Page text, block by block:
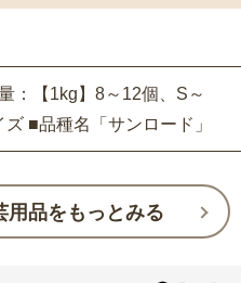
：【1kg】8～12個、S～
ズ ■品種名「サンロード」
用品をもっとみる